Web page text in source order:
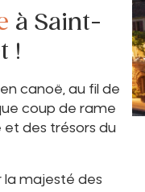
à Saint-
!
canoë, au fil de
coup de rame
des trésors du
la majesté des